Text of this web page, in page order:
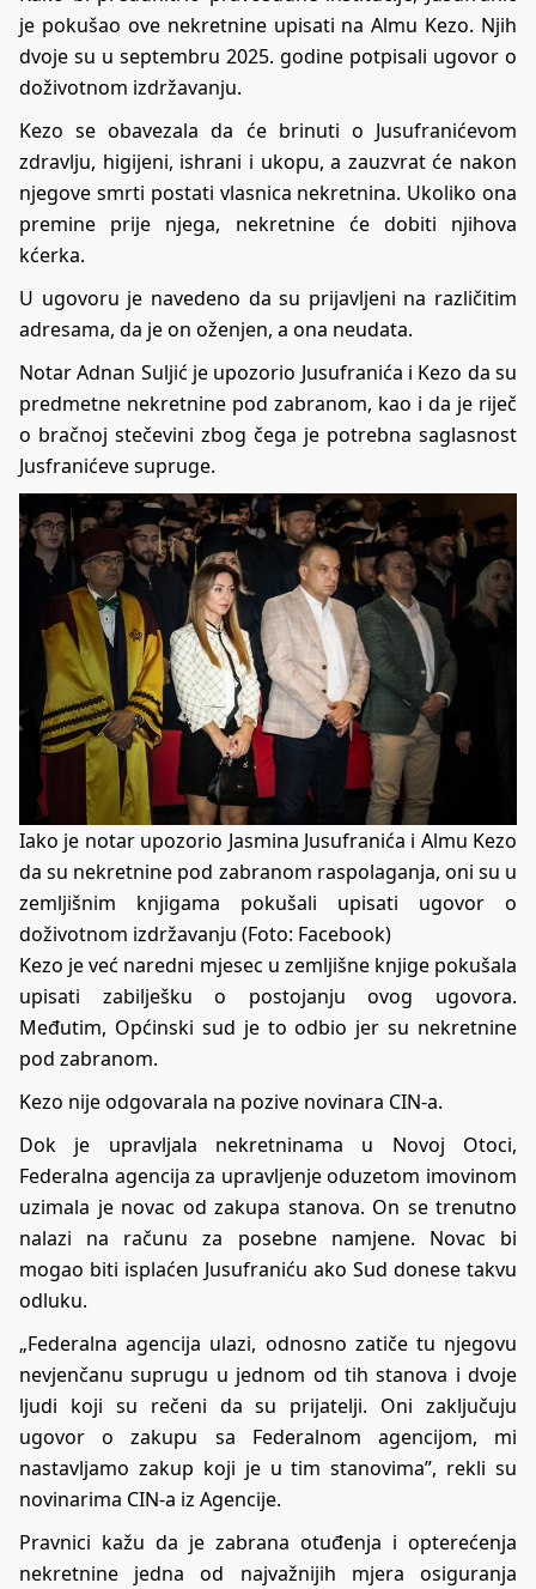
je pokušao ove nekretnine upisati na Almu Kezo. Njih
dvoje su u septembru 2025. godine potpisali ugovor o
doživotnom izdržavanju.
Kezo se obavezala da će brinuti o Jusufranićevom
zdravlju, higijeni, ishrani i ukopu, a zauzvrat će nakon
njegove smrti postati vlasnica nekretnina. Ukoliko ona
premine prije njega, nekretnine će dobiti njihova
kćerka.
U ugovoru je navedeno da su prijavljeni na različitim
adresama, da je on oženjen, a ona neudata.
Notar Adnan Suljić je upozorio Jusufranića i Kezo da su
predmetne nekretnine pod zabranom, kao i da je riječ
o bračnoj stečevini zbog čega je potrebna saglasnost
Jusfranićeve supruge.
Iako je notar upozorio Jasmina Jusufranića i Almu Kezo
da su nekretnine pod zabranom raspolaganja, oni su u
zemljišnim knjigama pokušali upisati ugovor o
doživotnom izdržavanju (Foto: Facebook)
Kezo je već naredni mjesec u zemljišne knjige pokušala
upisati zabilješku o postojanju ovog ugovora.
Međutim, Općinski sud je to odbio jer su nekretnine
pod zabranom.
Kezo nije odgovarala na pozive novinara CIN-a.
Dok je upravljala nekretninama u Novoj Otoci,
Federalna agencija za upravljenje oduzetom imovinom
uzimala je novac od zakupa stanova. On se trenutno
nalazi na računu za posebne namjene. Novac bi
mogao biti isplaćen Jusufraniću ako Sud donese takvu
odluku.
„Federalna agencija ulazi, odnosno zatiče tu njegovu
nevjenčanu suprugu u jednom od tih stanova i dvoje
ljudi koji su rečeni da su prijatelji. Oni zaključuju
ugovor o zakupu sa Federalnom agencijom, mi
nastavljamo zakup koji je u tim stanovima”, rekli su
novinarima CIN-a iz Agencije.
Pravnici kažu da je zabrana otuđenja i opterećenja
nekretnine jedna od najvažnijih mjera osiguranja